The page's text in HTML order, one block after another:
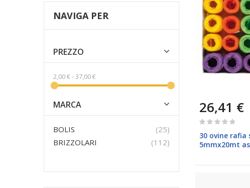
26,41 €
Rating:
30 ovine rafia
5mmx20mt
NAVIGA PER
PREZZO
2,00 €-37,00 €
MARCA
BOLIS 25prodotti
BRIZZOLARI
112prodotti